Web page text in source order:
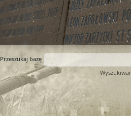
Przeszukaj bazę